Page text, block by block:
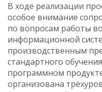
В ходе реализации
особое внимание
по вопросам работы
информационной
производственным
стандартного
программном
организована